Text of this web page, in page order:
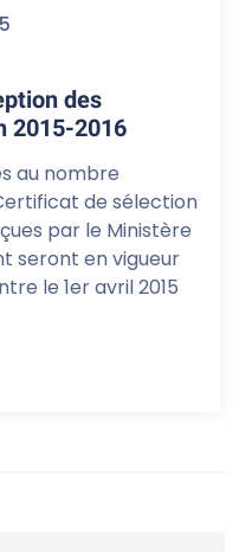
des
2015-2016
au nombre
de sélection
par le Ministère
seront en vigueur
le 1er avril 2015